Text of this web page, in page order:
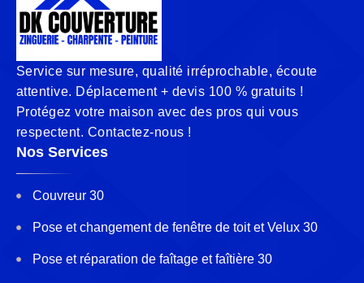
Service sur mesure, qualité irréprochable, écoute
attentive. Déplacement + devis 100 % gratuits !
Protégez votre maison avec des pros qui vous
respectent. Contactez-nous !
Nos Services
Couvreur 30
Pose et changement de fenêtre de toit et Velux 30
Pose et réparation de faîtage et faîtière 30